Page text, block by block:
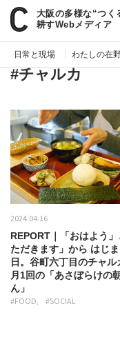
大阪の多様な“つく
耕すWebメディア
日常と現場 わたしの在
paperC タグ チャルカ
#チャルカ
2024.04.16
REPORT｜「おはよう
ただきます」から はじ
日。谷町六丁目のチャル
月1回の「あさぼらけの
ん」
#FOOD #SOCIAL